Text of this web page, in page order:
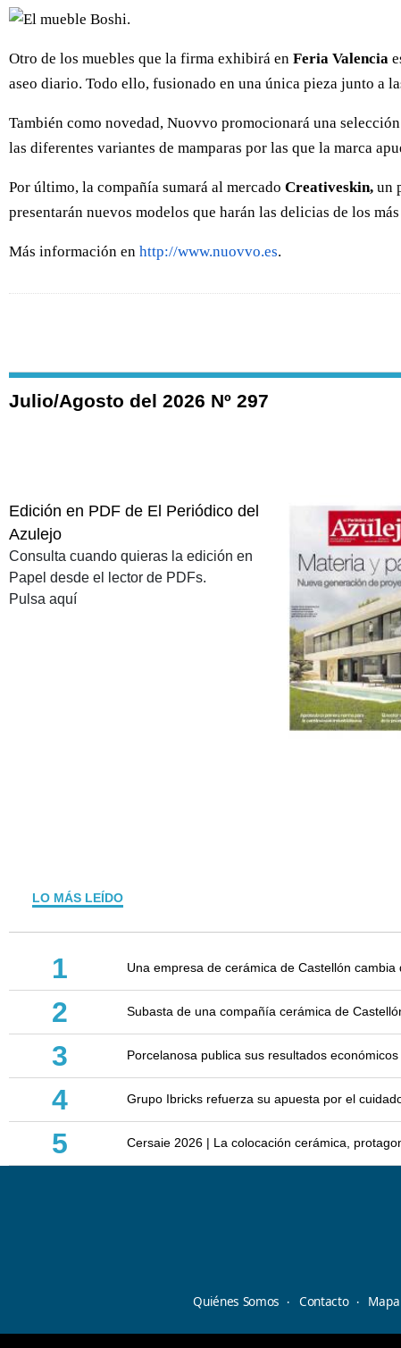
Otro de los muebles que la firma exhibirá en Feria Valencia
aseo diario. Todo ello, fusionado en una única pieza junto a
También como novedad, Nuovvo promocionará una
las diferentes variantes de mamparas por las que la marca
Por último, la compañía sumará al mercado Creativeskin, un
presentarán nuevos modelos que harán las delicias de los
Más información en http://www.nuovvo.es.
Julio/Agosto del 2026 Nº 297
Edición en PDF de El Periódico del
Azulejo
Consulta cuando quieras la edición en
Papel desde el lector de PDFs.
Pulsa aquí
LO MÁS LEÍDO
1 Una empresa de cerámica de Castellón cambia
2 Subasta de una compañía cerámica de
3 Porcelanosa publica sus resultados económicos
4 Grupo Ibricks refuerza su apuesta por el
5 Cersaie 2026 | La colocación cerámica,
Quiénes Somos Contacto